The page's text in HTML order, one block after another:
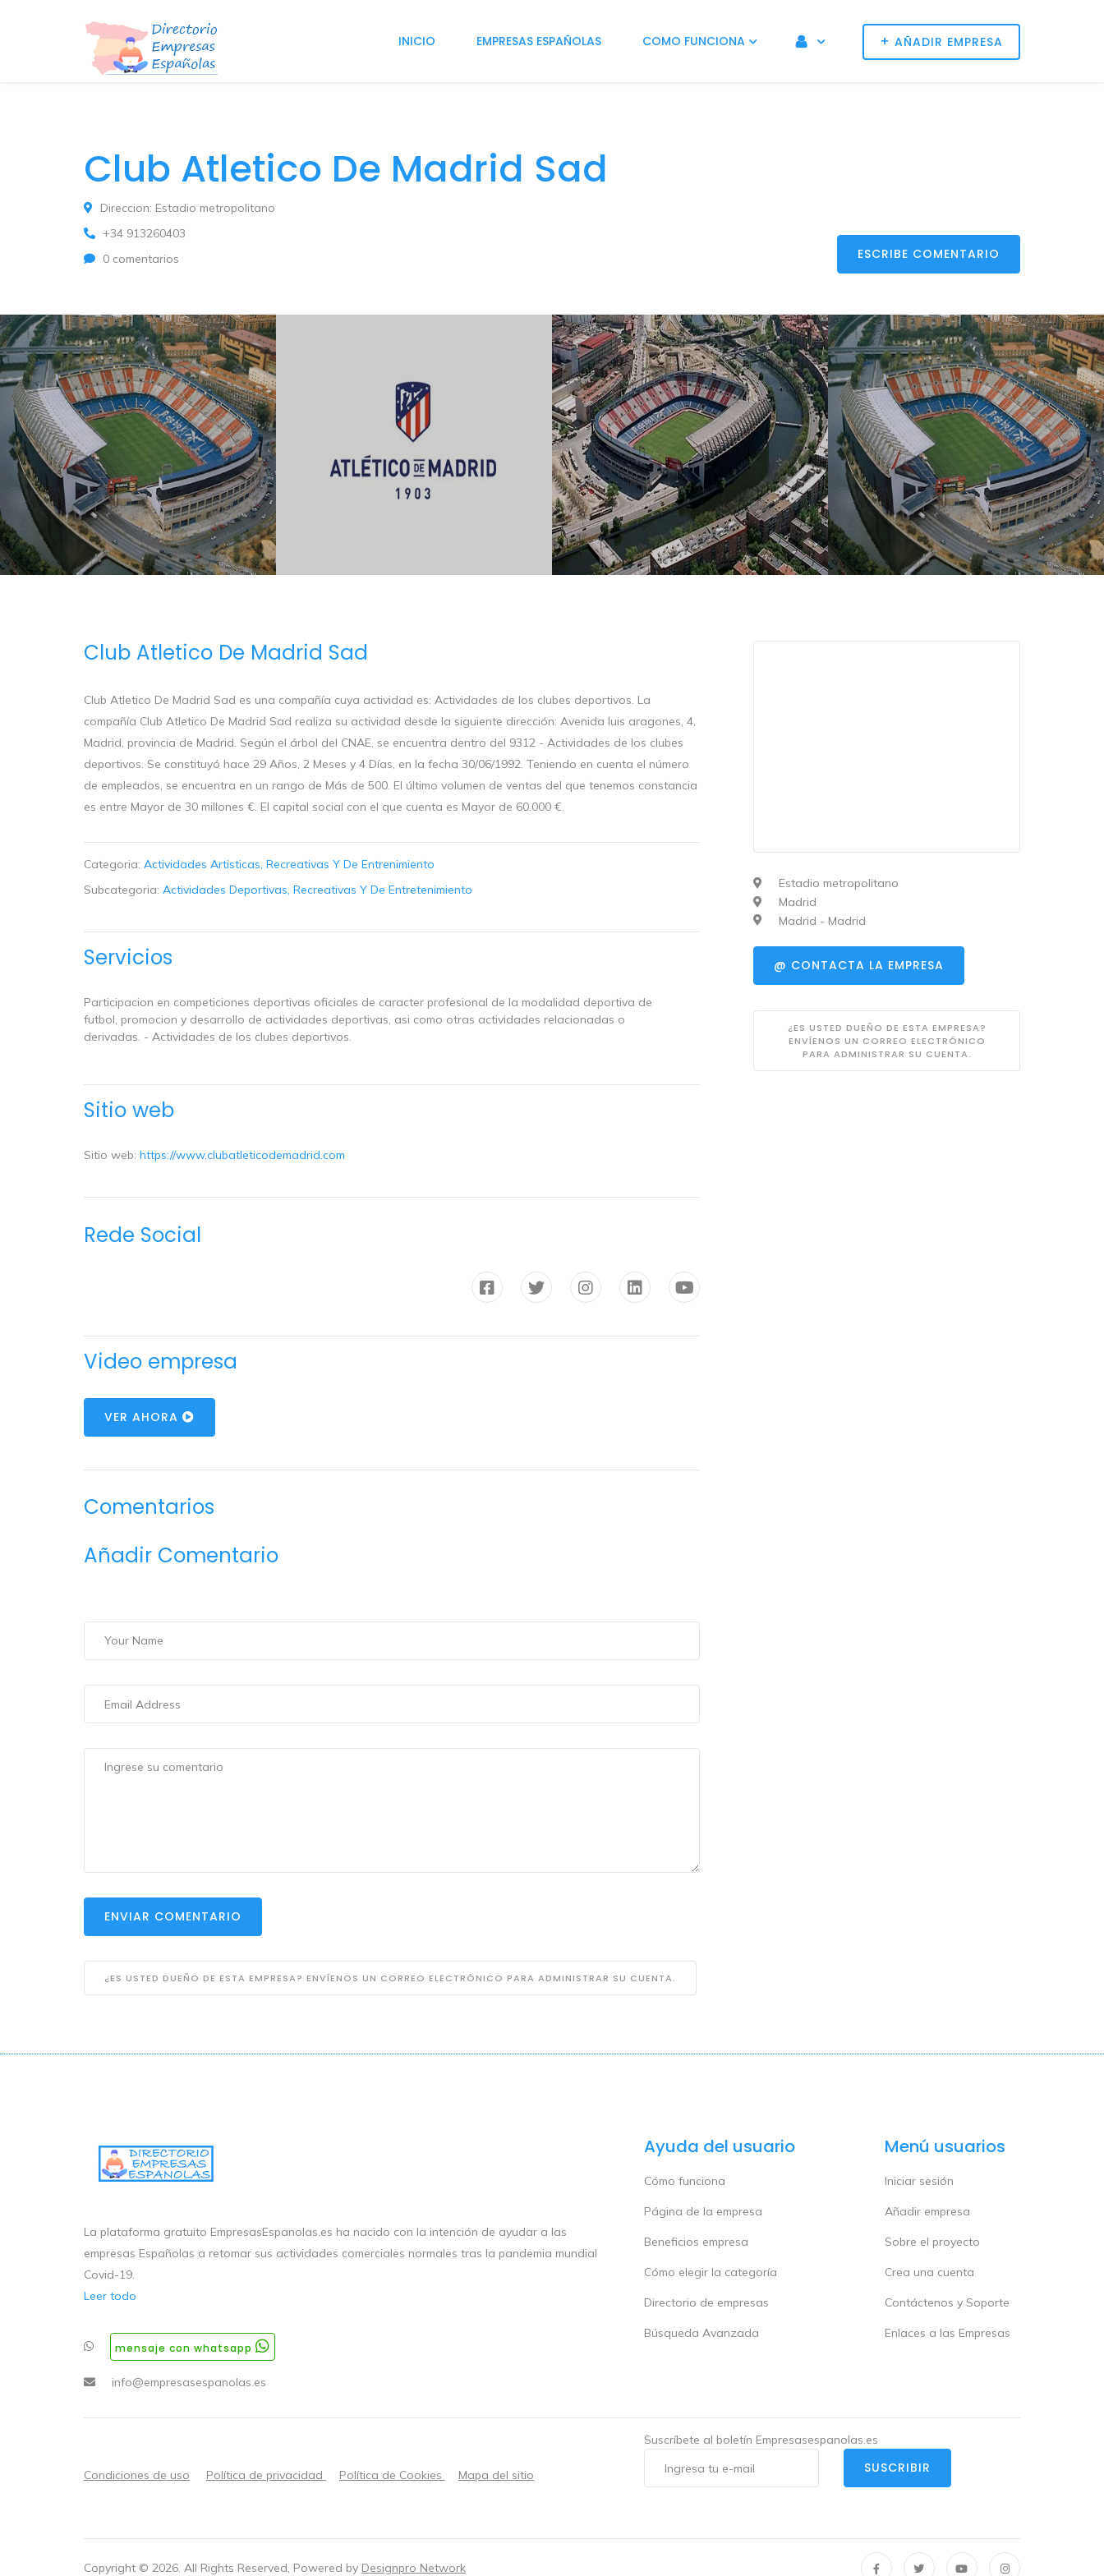
+ AÑADIR EMPRESA
INICIO EMPRESAS ESPAÑOLAS COMO FUNCIONA
Club Atletico De Madrid Sad
Direccion: Estadio metropolitano
+34 913260403
0 comentarios
ESCRIBE COMENTARIO
Club Atletico De Madrid Sad
Club Atletico De Madrid Sad es una compañía cuya actividad es: Actividades de los clubes deportivos. La
compañía Club Atletico De Madrid Sad realiza su actividad desde la siguiente dirección: Avenida luis aragones, 4,
Madrid, provincia de Madrid. Según el árbol del CNAE, se encuentra dentro del 9312 - Actividades de los clubes
deportivos. Se constituyó hace 29 Años, 2 Meses y 4 Días, en la fecha 30/06/1992. Teniendo en cuenta el número
de empleados, se encuentra en un rango de Más de 500. El último volumen de ventas del que tenemos constancia
es entre Mayor de 30 millones €. El capital social con el que cuenta es Mayor de 60.000 €.
Categoria: Actividades Artisticas, Recreativas Y De Entrenimiento
Subcategoria: Actividades Deportivas, Recreativas Y De Entretenimiento
Servicios
Participacion en competiciones deportivas oficiales de caracter profesional de la modalidad deportiva de
futbol, promocion y desarrollo de actividades deportivas, asi como otras actividades relacionadas o
derivadas. - Actividades de los clubes deportivos.
Sitio web
Sitio web: https://www.clubatleticodemadrid.com
Rede Social
Video empresa
VER AHORA
Comentarios
Añadir Comentario
ENVIAR COMENTARIO
¿ES USTED DUEÑO DE ESTA EMPRESA? ENVÍENOS UN CORREO ELECTRÓNICO PARA ADMINISTRAR SU CUENTA.
Estadio metropolitano
Madrid
Madrid - Madrid
@ CONTACTA LA EMPRESA
¿ES USTED DUEÑO DE ESTA EMPRESA?
ENVÍENOS UN CORREO ELECTRÓNICO
PARA ADMINISTRAR SU CUENTA.
La plataforma gratuito EmpresasEspanolas.es ha nacido con la intención de ayudar a las
empresas Españolas a retomar sus actividades comerciales normales tras la pandemia mundial
Covid-19.
Leer todo
mensaje con whatsapp
info@empresasespanolas.es
Ayuda del usuario
Cómo funciona
Página de la empresa
Beneficios empresa
Cómo elegir la categoría
Directorio de empresas
Búsqueda Avanzada
Menú usuarios
Iniciar sesión
Añadir empresa
Sobre el proyecto
Crea una cuenta
Contáctenos y Soporte
Enlaces a las Empresas
Suscríbete al boletín Empresasespanolas.es
Condiciones de uso Política de privacidad Política de Cookies Mapa del sitio SUSCRIBIR
Copyright © 2026. All Rights Reserved, Powered by Designpro Network